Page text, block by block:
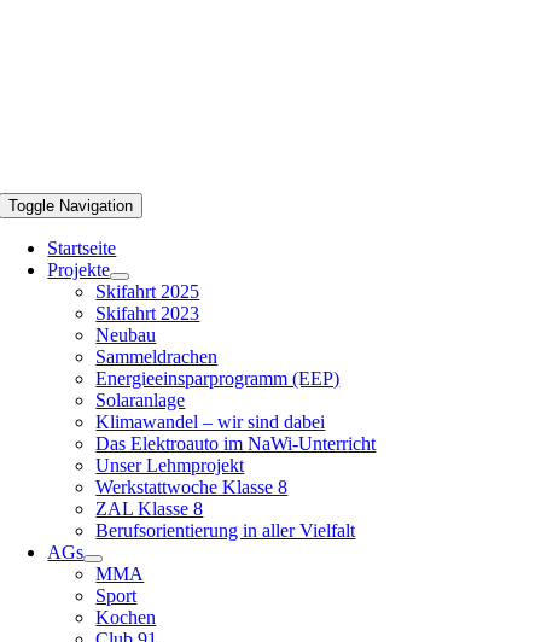
Toggle Navigation
Startseite
Projekte
Skifahrt 2025
Skifahrt 2023
Neubau
Sammeldrachen
Energieeinsparprogramm (EEP)
Solaranlage
Klimawandel – wir sind dabei
Das Elektroauto im NaWi-Unterricht
Unser Lehmprojekt
Werkstattwoche Klasse 8
ZAL Klasse 8
Berufsorientierung in aller Vielfalt
AGs
MMA
Sport
Kochen